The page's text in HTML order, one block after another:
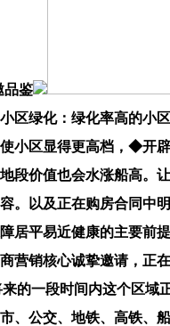
品鉴
区绿化：绿化率高的小区
小区显得更高档，◆开
段价值也会水涨船高
。以及正在购房合同
居平易近健康的主要
销核心诚挚邀请，正
的一段时间内这个区
、公交、地铁、高铁